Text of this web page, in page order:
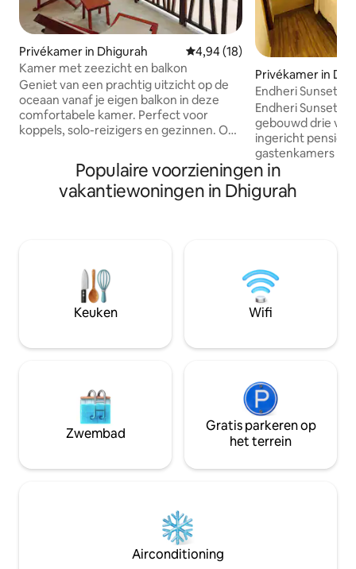
Privékamer in Dhigurah Gemiddelde beoordeling van
4,94 (18)
Kamer met zeezicht en balkon
Geniet van een prachtig uitzicht op de
oceaan vanaf je eigen balkon in deze
comfortabele kamer. Perfect voor
koppels, solo-reizigers en gezinnen. Op
met moderne voorzieningen,
airconditioning, gratis wifi, eigen
badkamer en ontbijt Wij regelen het *
Walvishaai en mantarog snorkelen,
eilandbezoeken * Scubaduiken *
Romantisch stranddiner *
Gezinsvriendelijk met extra bedoptie *
Tranport-arrangementen
Privékamer in
Endheri Sunset
Endheri Sunset
gebouwd drie
ingericht pension
gastenkamers
balkons en grote
badkamers. We
uitzicht op het
restaurant met
Endheri Sunset
visreizen,
duikactiviteiten.
Populaire voorzieningen in
vakantiewoningen in Dhigurah
Keuken Wifi
Zwembad
Gratis parkeren op
het terrein
Airconditioning